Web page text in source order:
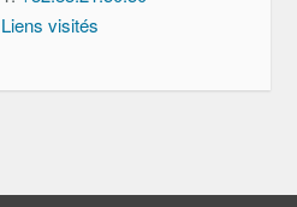
Liens visités